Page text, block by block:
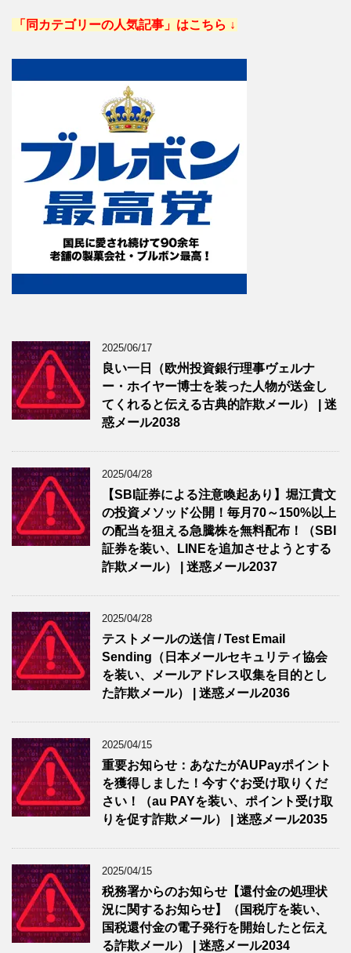
「同カテゴリーの人気記事」はこちら ↓
2025/06/17
良い一日（欧州投資銀行理事ヴェルナ
ー・ホイヤー博士を装った人物が送金し
てくれると伝える古典的詐欺メール） | 迷
惑メール2038
2025/04/28
【SBI証券による注意喚起あり】堀江貴文
の投資メソッド公開！毎月70～150%以上
の配当を狙える急騰株を無料配布！（SBI
証券を装い、LINEを追加させようとする
詐欺メール） | 迷惑メール2037
2025/04/28
テストメールの送信 / Test Email
Sending（日本メールセキュリティ協会
を装い、メールアドレス収集を目的とし
た詐欺メール） | 迷惑メール2036
2025/04/15
重要お知らせ：あなたがAUPayポイント
を獲得しました！今すぐお受け取りくだ
さい！（au PAYを装い、ポイント受け取
りを促す詐欺メール） | 迷惑メール2035
2025/04/15
税務署からのお知らせ【還付金の処理状
況に関するお知らせ】（国税庁を装い、
国税還付金の電子発行を開始したと伝え
る詐欺メール） | 迷惑メール2034